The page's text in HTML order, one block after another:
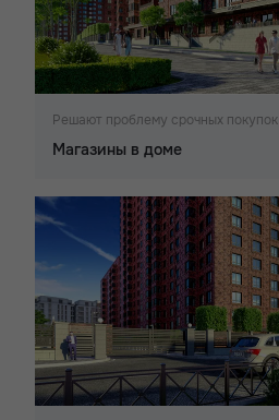
Решают проблему срочных покупок
Магазины в доме